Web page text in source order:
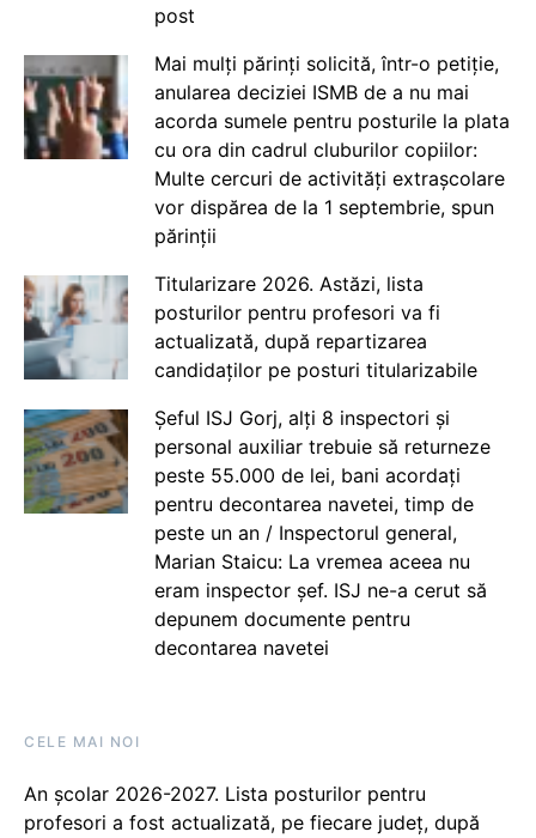
post
Mai mulți părinți solicită, într-o petiție,
anularea deciziei ISMB de a nu mai
acorda sumele pentru posturile la plata
cu ora din cadrul cluburilor copiilor:
Multe cercuri de activități extrașcolare
vor dispărea de la 1 septembrie, spun
părinții
Titularizare 2026. Astăzi, lista
posturilor pentru profesori va fi
actualizată, după repartizarea
candidaților pe posturi titularizabile
Șeful ISJ Gorj, alți 8 inspectori și
personal auxiliar trebuie să returneze
peste 55.000 de lei, bani acordați
pentru decontarea navetei, timp de
peste un an / Inspectorul general,
Marian Staicu: La vremea aceea nu
eram inspector șef. ISJ ne-a cerut să
depunem documente pentru
decontarea navetei
CELE MAI NOI
An școlar 2026-2027. Lista posturilor pentru
profesori a fost actualizată, pe fiecare județ, după